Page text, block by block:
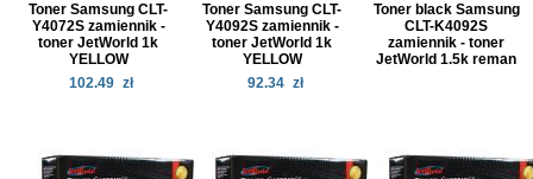
Toner Samsung CLT-
Y4072S zamiennik -
toner JetWorld 1k
YELLOW
102.49 zł
Toner Samsung CLT-
Y4092S zamiennik -
toner JetWorld 1k
YELLOW
92.34 zł
Toner black Samsung
CLT-K4092S
zamiennik - toner
JetWorld 1.5k reman